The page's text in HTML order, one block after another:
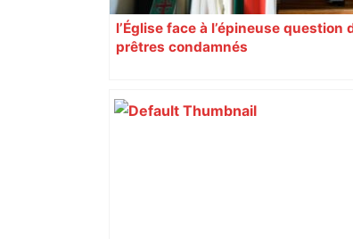
l’Église face à l’épineuse question
prêtres condamnés